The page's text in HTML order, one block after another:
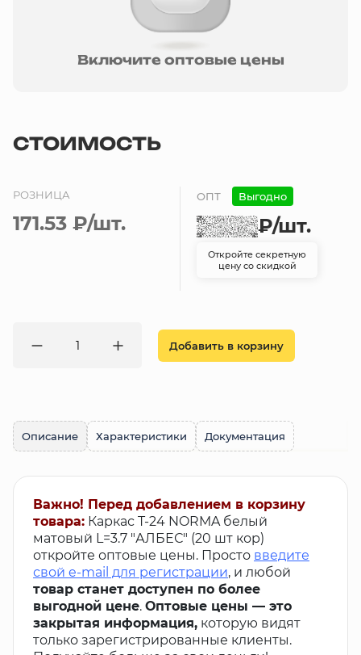
Включите оптовые цены
СТОИМОСТЬ
РОЗНИЦА
171.53 ₽/шт.
ОПТ Выгодно
₽/шт.
Откройте секретную
цену со скидкой
Добавить в корзину
Описание Характеристики Документация
Важно! Перед добавлением в корзину
товара: Каркас T-24 NORMA белый
матовый L=3.7 "АЛБЕС" (20 шт кор)
откройте оптовые цены. Просто введите
свой e-mail для регистрации, и любой
товар станет доступен по более
выгодной цене. Оптовые цены — это
закрытая информация, которую видят
только зарегистрированные клиенты.